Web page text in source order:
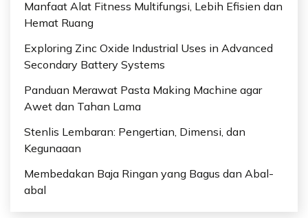
Manfaat Alat Fitness Multifungsi, Lebih Efisien dan
Hemat Ruang
Exploring Zinc Oxide Industrial Uses in Advanced
Secondary Battery Systems
Panduan Merawat Pasta Making Machine agar
Awet dan Tahan Lama
Stenlis Lembaran: Pengertian, Dimensi, dan
Kegunaaan
Membedakan Baja Ringan yang Bagus dan Abal-
abal